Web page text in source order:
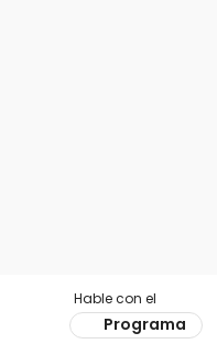
Hable con el
Programa